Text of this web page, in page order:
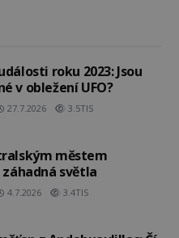
roku 2023: Jsou
v obležení UFO?
27.7.2026 3.5TIS
městem
záhadná světla
4.7.2026 3.4TIS